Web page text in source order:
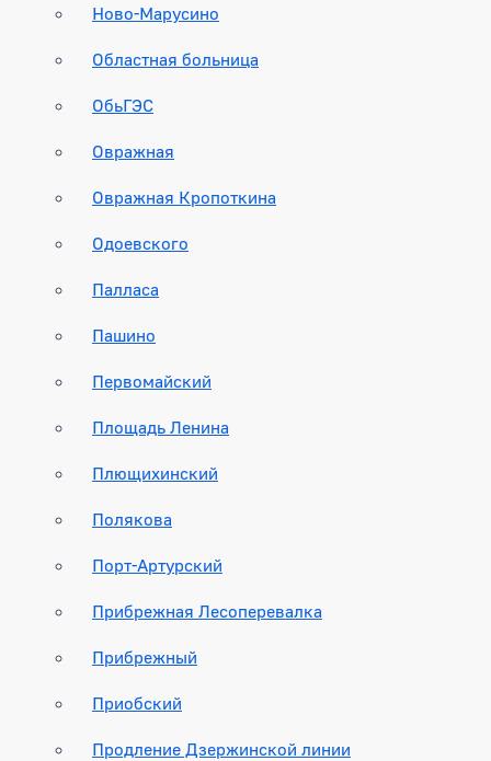
Ново-Марусино
Областная больница
ОбьГЭС
Овражная
Овражная Кропоткина
Одоевского
Палласа
Пашино
Первомайский
Площадь Ленина
Плющихинский
Полякова
Порт-Артурский
Прибрежная Лесоперевалка
Прибрежный
Приобский
Продление Дзержинской линии